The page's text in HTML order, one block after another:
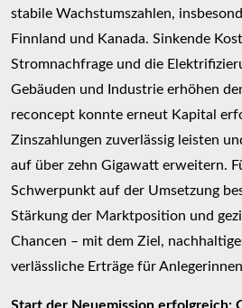
stabile Wachstumszahlen,
Finnland und Kanada. Sinkende
Stromnachfrage und die
Gebäuden und Industrie erhöhen
reconcept konnte erneut Kapital
Zinszahlungen zuverlässig leisten
auf über zehn Gigawatt erweitern.
Schwerpunkt auf der Umsetzung
Stärkung der Marktposition und
Chancen – mit dem Ziel,
verlässliche Erträge für
Start der Neuemission erfolgreich: